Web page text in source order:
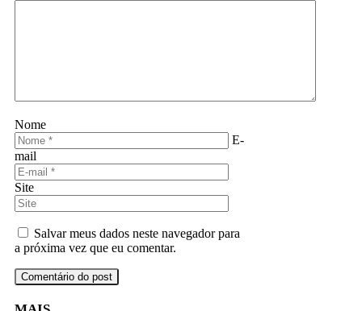
Nome
E-
mail
Site
Salvar meus dados neste navegador para
a próxima vez que eu comentar.